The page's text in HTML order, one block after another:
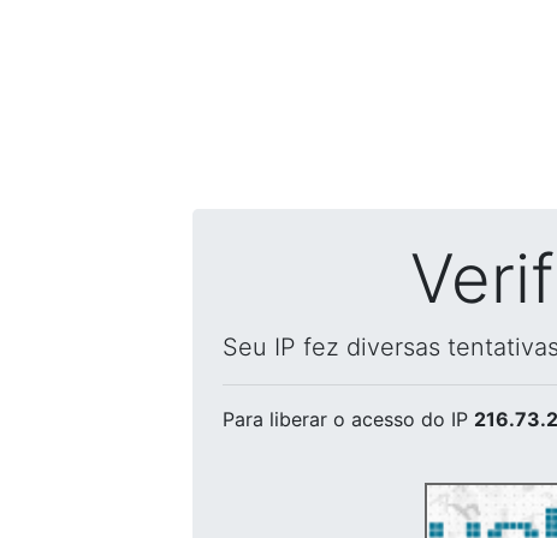
Seu IP fez diversas
Para liberar o acesso do IP